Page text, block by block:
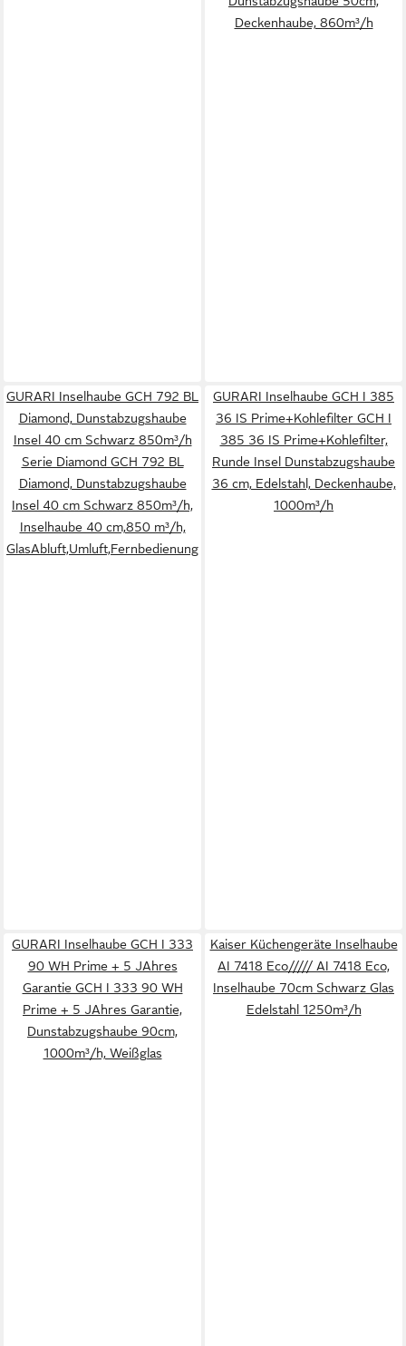
Deckenhaube, 860m³/h
GURARI Inselhaube GCH 792 BL
Diamond, Dunstabzugshaube
Insel 40 cm Schwarz 850m³/h
Serie Diamond GCH 792 BL
Diamond, Dunstabzugshaube
Insel 40 cm Schwarz 850m³/h,
Inselhaube 40 cm,850 m³/h,
GlasAbluft,Umluft,Fernbedienung
GURARI Inselhaube GCH I 385
36 IS Prime+Kohlefilter GCH I
385 36 IS Prime+Kohlefilter,
Runde Insel Dunstabzugshaube
36 cm, Edelstahl, Deckenhaube,
1000m³/h
GURARI Inselhaube GCH I 333
90 WH Prime + 5 JAhres
Garantie GCH I 333 90 WH
Prime + 5 JAhres Garantie,
Dunstabzugshaube 90cm,
1000m³/h, Weißglas
Kaiser Küchengeräte Inselhaube
AI 7418 Eco///// AI 7418 Eco,
Inselhaube 70cm Schwarz Glas
Edelstahl 1250m³/h